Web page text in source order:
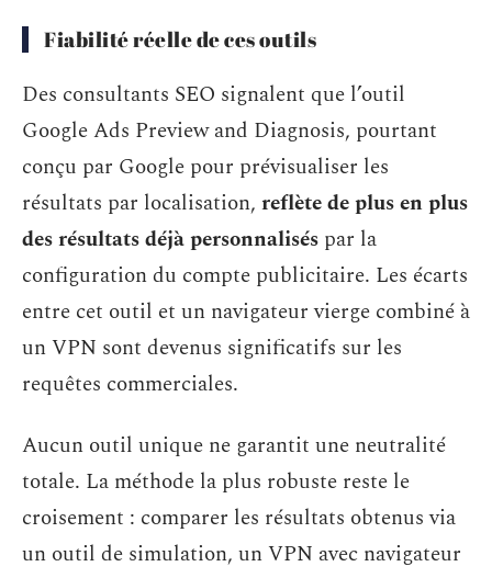
Fiabilité réelle de ces outils
Des consultants SEO signalent que l’outil
Google Ads Preview and Diagnosis, pourtant
conçu par Google pour prévisualiser les
résultats par localisation, reflète de plus en plus
des résultats déjà personnalisés par la
configuration du compte publicitaire. Les écarts
entre cet outil et un navigateur vierge combiné à
un VPN sont devenus significatifs sur les
requêtes commerciales.
Aucun outil unique ne garantit une neutralité
totale. La méthode la plus robuste reste le
croisement : comparer les résultats obtenus via
un outil de simulation, un VPN avec navigateur